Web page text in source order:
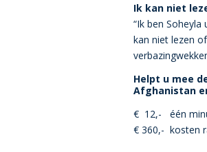
Ik kan niet
“Ik ben
kan niet lezen
Helpt u mee
Afghanistan
€ 12,- één
€ 360,- kosten